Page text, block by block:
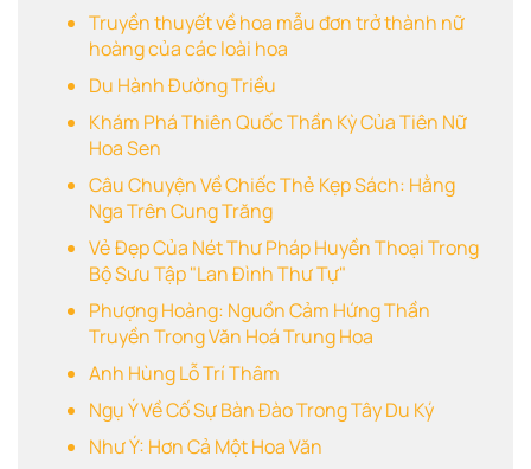
Truyền thuyết về hoa mẫu đơn trở thành nữ
hoàng của các loài hoa
Du Hành Đường Triều
Khám Phá Thiên Quốc Thần Kỳ Của Tiên Nữ
Hoa Sen
Câu Chuyện Về Chiếc Thẻ Kẹp Sách: Hằng
Nga Trên Cung Trăng
Vẻ Đẹp Của Nét Thư Pháp Huyền Thoại Trong
Bộ Sưu Tập "Lan Đình Thư Tự"
Phượng Hoàng: Nguồn Cảm Hứng Thần
Truyền Trong Văn Hoá Trung Hoa
Anh Hùng Lỗ Trí Thâm
Ngụ Ý Về Cố Sự Bàn Đào Trong Tây Du Ký
Như Ý: Hơn Cả Một Hoa Văn